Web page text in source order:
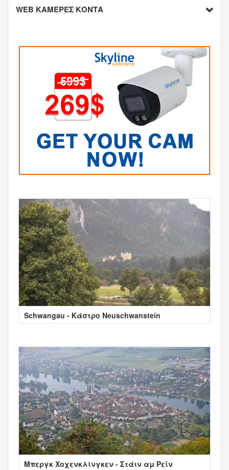
WEB ΚΑΜΕΡΕΣ ΚΟΝΤΑ
Schwangau - Κάστρο Neuschwanstein
Μπεργκ Χοχενκλίνγκεν - Στάιν αμ Ρεϊν